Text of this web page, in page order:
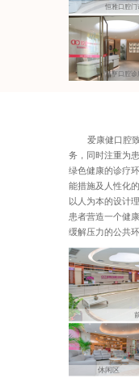
恒雅口腔门
富亨口腔诊
爱康健口腔
务，同时注重为
绿色健康的诊疗
能措施及人性化
以人为本的设计
患者营造一个健
缓解压力的公共
休闲区